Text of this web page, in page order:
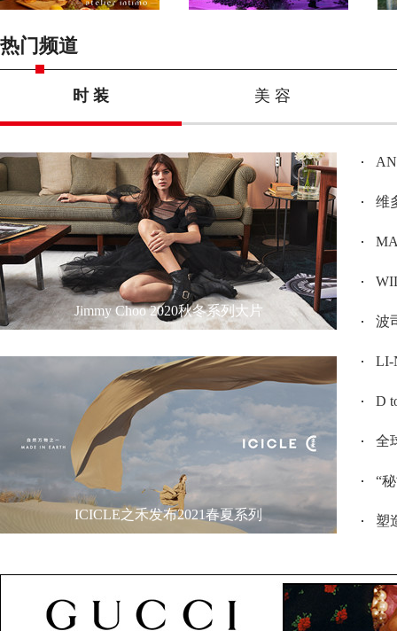
热门频道
时 装 美 容
Jimmy Choo 2020秋冬系列大片
ICICLE之禾发布2021春夏系列
维
波
LI-
D
全
“
塑